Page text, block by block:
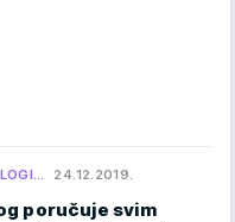
24.12.2019.
poručuje svim